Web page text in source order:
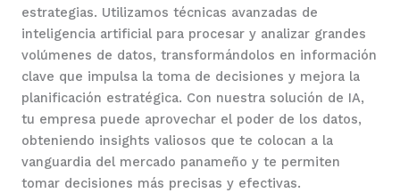
estrategias. Utilizamos técnicas avanzadas de
inteligencia artificial para procesar y analizar grandes
volúmenes de datos, transformándolos en información
clave que impulsa la toma de decisiones y mejora la
planificación estratégica. Con nuestra solución de IA,
tu empresa puede aprovechar el poder de los datos,
obteniendo insights valiosos que te colocan a la
vanguardia del mercado panameño y te permiten
tomar decisiones más precisas y efectivas.